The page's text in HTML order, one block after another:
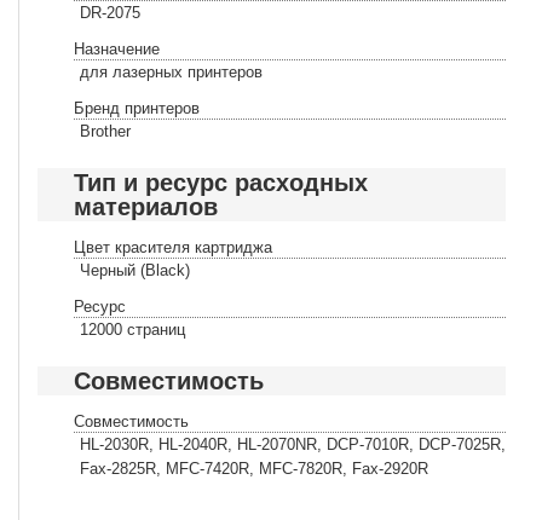
DR-2075
Назначение
для лазерных принтеров
Бренд принтеров
Brother
Тип и ресурс расходных
материалов
Цвет красителя картриджа
Черный (Black)
Ресурс
12000 страниц
Совместимость
Совместимость
HL-2030R, HL-2040R, HL-2070NR, DCP-7010R, DCP-7025R,
Fax-2825R, MFC-7420R, MFC-7820R, Fax-2920R